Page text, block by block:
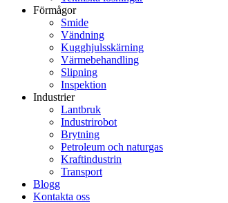
Förmågor
Smide
Vändning
Kugghjulsskärning
Värmebehandling
Slipning
Inspektion
Industrier
Lantbruk
Industrirobot
Brytning
Petroleum och naturgas
Kraftindustrin
Transport
Blogg
Kontakta oss